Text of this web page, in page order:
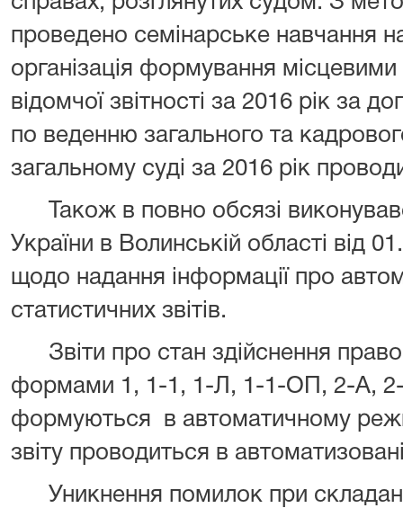
проведено семінарське навчання
організація формування
відомчої звітності за 2016 рік за
по веденню загального та
загальному суді за 2016 рік
Також в повно обсязі
України в Волинській області від
щодо надання інформації про
статистичних звітів.
Звіти про стан здійснення
формами 1, 1-1, 1-Л, 1-1-ОП, 2-А,
формуються
в автоматичному
звіту проводиться в
Уникнення помилок при